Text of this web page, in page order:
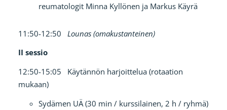
reumatologit Minna Kyllönen ja Markus Käyrä
11:50-12:50 Lounas (omakustanteinen)
II sessio
12:50-15:05 Käytännön harjoittelua (rotaation
mukaan)
Sydämen UÄ (30 min / kurssilainen, 2 h / ryhmä)